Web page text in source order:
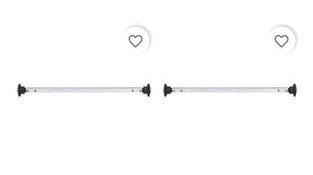
favorite_border favorite_border